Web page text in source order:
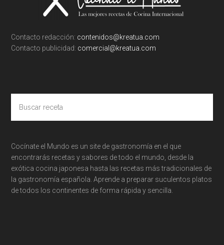
Contacto redacción: contenidos@kreatua.com
Contacto publicidad: comercial@kreatua.com
receta
Cocínate el Mundo es un site de gastronomía en el que
encontrarás recetas y sabores de todo el mundo, desde la
exótica cocina japonesa hasta las recetas más tradicionales de
la gastronomía española. Aprende a preparar suculentos platos
de todos los continentes de forma rápida y sencilla.